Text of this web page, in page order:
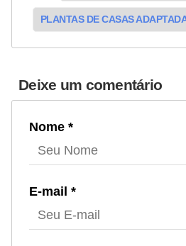
PLANTAS DE CASAS
Deixe um comentário
Nome *
E-mail *